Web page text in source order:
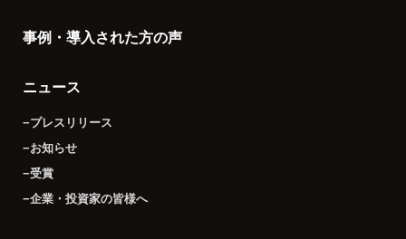
事例・導入された方の声
ニュース
−プレスリリース
−お知らせ
−受賞
−企業・投資家の皆様へ